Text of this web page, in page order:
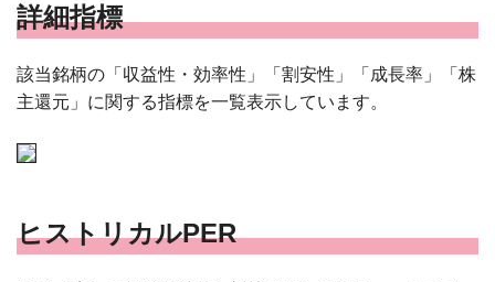
詳細指標
該当銘柄の「収益性・効率性」「割安性」「成長率」「株
主還元」に関する指標を一覧表示しています。
ヒストリカルPER